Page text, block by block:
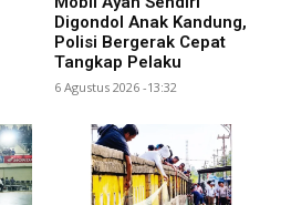
Digondol Anak Kandung,
Polisi Bergerak Cepat
Tangkap Pelaku
6 Agustus 2026 -13:32